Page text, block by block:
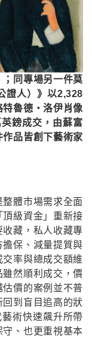
同專場另一件莫
證人）》以2,328
魯德・洛伊肖像
鎊成交，由蘇富
作品皆創下藝術家
體市場需求全面
級資金」重新接
藏，私人收藏專
保、減量提質與
率與總成交額維
然順利成交，價
價的案例並不普
到盲目追高的狀
術快速飆升所帶
、也更重視基本